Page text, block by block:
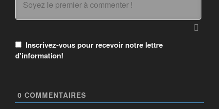
Inscrivez-vous pour recevoir notre lettre
d'information!
0 COMMENTAIRES